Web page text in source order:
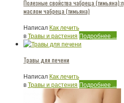
Полезные свойства чабреца
маслом чабреца (тимьяна)
Написал Как лечить
вТравы и растения Подробнее ...
Травы для печени
Написал Как лечить
вТравы и растения Подробнее ...